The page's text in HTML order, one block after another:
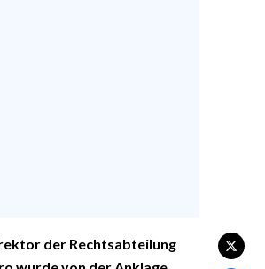
der Rechtsabteilung